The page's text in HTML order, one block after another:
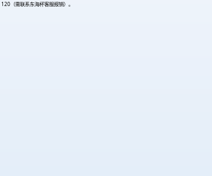
（需联系东海杯客服报销）。